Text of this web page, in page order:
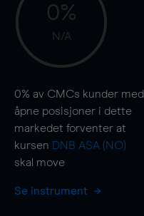
0%
N/A
0% av CMCs kunder med
åpne posisjoner i dette
markedet forventer at
kursen DNB ASA (NO)
skal move
Se instrument